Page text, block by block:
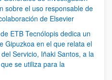
sobre el uso responsable de
de Elsevier
ETB Tecnólopis dedica un
Gipuzkoa en el que relata el
Servicio, Iñaki Santos, a la
se utiliza para la